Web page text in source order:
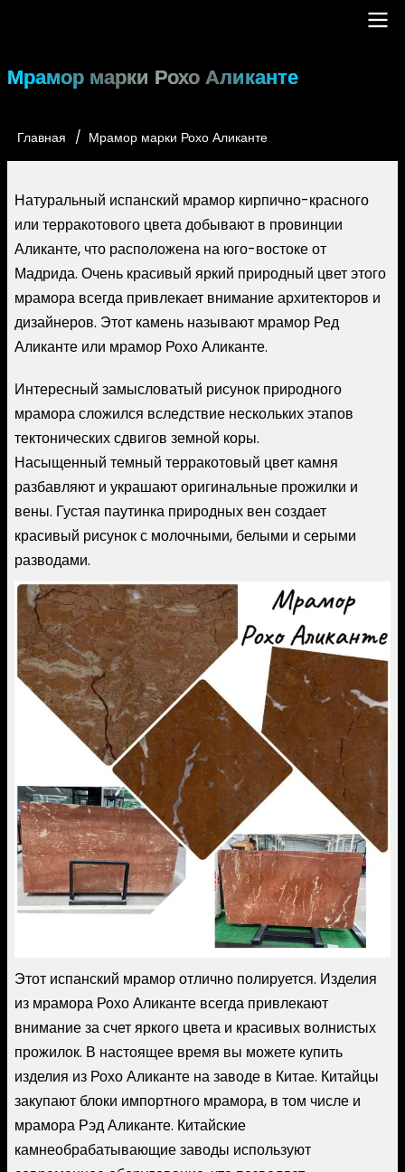
содержанию
Main
Мрамор марки Рохо Аликанте
Строка
Главная Мрамор марки Рохо Аликанте
Натуральный испанский мрамор кирпично-красного
или терракотового цвета добывают в провинции
Аликанте, что расположена на юго-востоке от
Мадрида. Очень красивый яркий природный цвет этого
мрамора всегда привлекает внимание архитекторов и
дизайнеров. Этот камень называют мрамор Ред
Аликанте или мрамор Рохо Аликанте.
Интересный замысловатый рисунок природного
мрамора сложился вследствие нескольких этапов
тектонических сдвигов земной коры.
Насыщенный темный терракотовый цвет камня
разбавляют и украшают оригинальные прожилки и
вены. Густая паутинка природных вен создает
красивый рисунок с молочными, белыми и серыми
разводами.
Этот испанский мрамор отлично полируется. Изделия
из мрамора Рохо Аликанте всегда привлекают
внимание за счет яркого цвета и красивых волнистых
прожилок. В настоящее время вы можете купить
изделия из Рохо Аликанте на заводе в Китае. Китайцы
закупают блоки импортного мрамора, в том числе и
мрамора Рэд Аликанте. Китайские
камнеобрабатывающие заводы используют